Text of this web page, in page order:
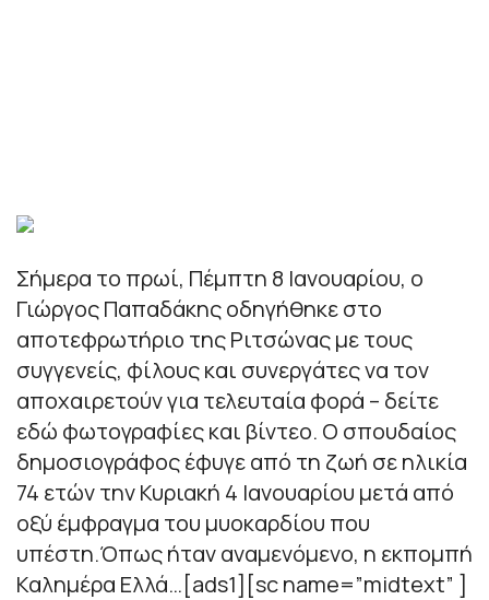
Σήμερα το πρωί, Πέμπτη 8 Ιανουαρίου, ο
Γιώργος Παπαδάκης οδηγήθηκε στο
αποτεφρωτήριο της Ριτσώνας με τους
συγγενείς, φίλους και συνεργάτες να τον
αποχαιρετούν για τελευταία φορά – δείτε
εδώ φωτογραφίες και βίντεο. Ο σπουδαίος
δημοσιογράφος έφυγε από τη ζωή σε ηλικία
74 ετών την Κυριακή 4 Ιανουαρίου μετά από
οξύ έμφραγμα του μυοκαρδίου που
υπέστη.Όπως ήταν αναμενόμενο, η εκπομπή
Καλημέρα Ελλά…[ads1][sc name=”midtext” ]